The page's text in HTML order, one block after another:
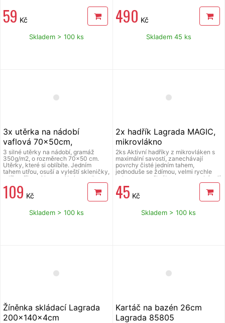
59 Kč
Skladem > 100 ks
490 Kč
Skladem 45 ks
3x utěrka na nádobí
vaflová 70x50cm,
mikrovlákno Lagrada waffle
3 silné utěrky na nádobí, gramáž
350g/m2, o rozměrech 70x50 cm.
Utěrky, které si oblíbíte. Jedním
tahem utřou, osuší a vyleští skleničky,
talíře, příbory i hrnce. Ale i zrcadla,
okna, brýle, vodovodní baterie,
leštěné i matné povrchy. Jsou
vyrobené z mikrovlákna (s vaflovým
Sada obsahuje 3 utěrky ve třech
barvách - hnědá, šedá a krémově
Složení: 85% polyester, 15% polyamid.
109 Kč
Skladem > 100 ks
2x hadřík Lagrada MAGIC,
mikrovlákno
2ks Aktivní hadříky z mikrovláken s
maximální savostí, zanechávají
povrchy čisté jedním tahem,
jednoduše se ždímou, velmi rychle
schnou, nepoškrábou, nezanechávají
šmouhy ani chlupy, nevyžadují
použití chemických prostředků, je
možné je opakovaně prát v pračce,
45 Kč
Skladem > 100 ks
Žíněnka skládací Lagrada
200x140x4cm
Kartáč na bazén 26cm
Lagrada 85805